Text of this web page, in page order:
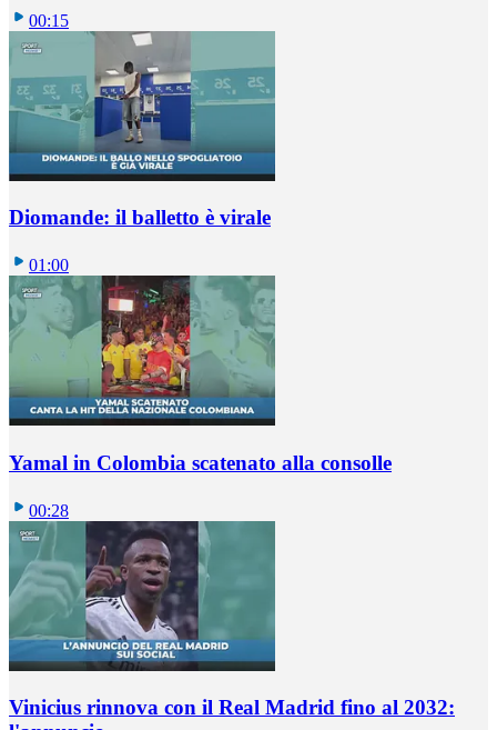
00:15
Diomande: il balletto è virale
01:00
Yamal in Colombia scatenato alla consolle
00:28
Vinicius rinnova con il Real Madrid fino al 2032: